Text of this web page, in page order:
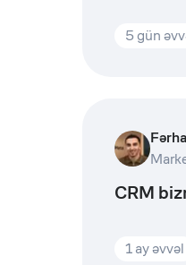
5 gün
CRM
1 ay əvvəl